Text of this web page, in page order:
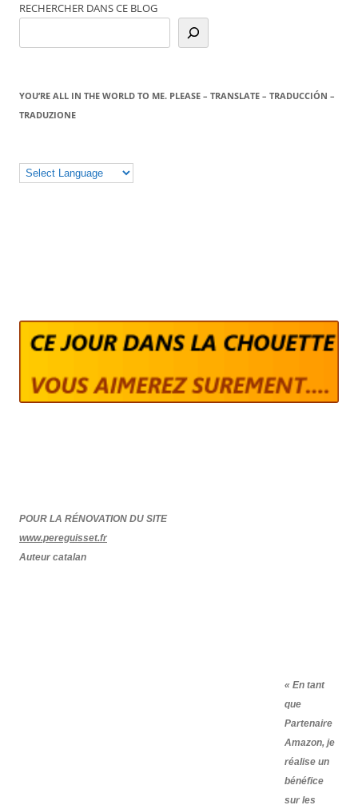
RECHERCHER DANS CE BLOG
YOU’RE ALL IN THE WORLD TO ME. PLEASE – TRANSLATE – TRADUCCIÓN –
TRADUZIONE
POUR LA RÉNOVATION DU SITE
www.pereguisset.fr
Auteur catalan
« En tant
que
Partenaire
Amazon, je
réalise un
bénéfice
sur les